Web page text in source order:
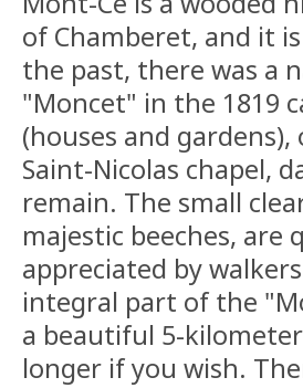
of Chamberet, and it
the past, there was a
"Moncet" in the 1819
(houses and
Saint-Nicolas chapel,
remain. The small
majestic beeches, are
appreciated by
integral part of the
a beautiful 5-
longer if you wish.